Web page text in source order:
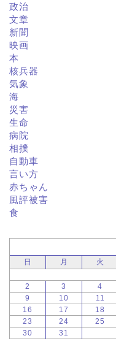
政治
文章
新聞
映画
本
核兵器
気象
海
災害
生命
病院
相撲
自動車
言い方
赤ちゃん
風評被害
食
日
月 火
2
3 4
9
10 11
16
17 18
23
24 25
30
31